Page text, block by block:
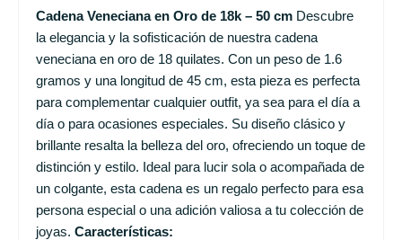
Cadena Veneciana en Oro de 18k – 50 cmDescubre
la elegancia y la sofisticación de nuestra cadena
veneciana en oro de 18 quilates. Con un peso de 1.6
gramos y una longitud de 45 cm, esta pieza es perfecta
para complementar cualquier outfit, ya sea para el día a
día o para ocasiones especiales. Su diseño clásico y
brillante resalta la belleza del oro, ofreciendo un toque de
distinción y estilo. Ideal para lucir sola o acompañada de
un colgante, esta cadena es un regalo perfecto para esa
persona especial o una adición valiosa a tu colección de
joyas. Características: